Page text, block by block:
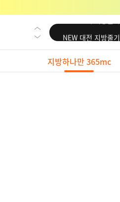
NEW 교대 지방줄
NEW 대전 지방줄
NEW 노원 지방줄
NEW 미국 LA
지방하나만 365mc